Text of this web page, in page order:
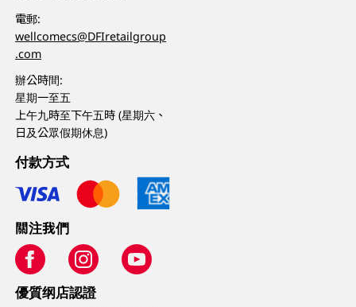
電郵:
wellcomecs@DFIretailgroup
.com
辦公時間:
星期一至五
上午九時至下午五時 (星期六、
日及公眾假期休息)
付款方式
關注我們
優質纲店認證